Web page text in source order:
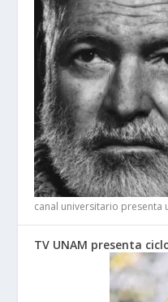
canal universitario presenta
TV UNAM presenta